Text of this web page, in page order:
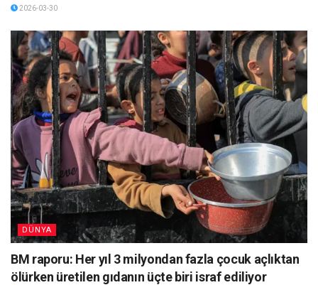
2026-03-30
DÜNYA
BM raporu: Her yıl 3 milyondan fazla çocuk açlıktan
ölürken üretilen gıdanın üçte biri israf ediliyor